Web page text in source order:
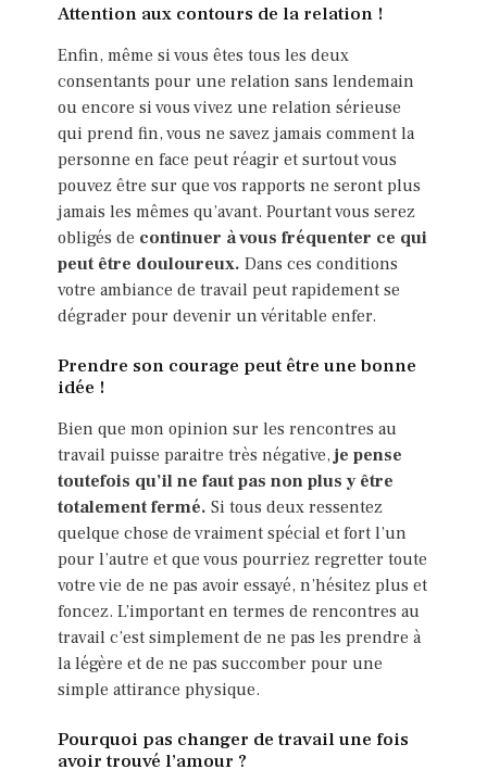
Attention aux contours de la relation !
Enfin, même si vous êtes tous les deux
consentants pour une relation sans lendemain
ou encore si vous vivez une relation sérieuse
qui prend fin, vous ne savez jamais comment la
personne en face peut réagir et surtout vous
pouvez être sur que vos rapports ne seront plus
jamais les mêmes qu’avant. Pourtant vous serez
obligés de continuer à vous fréquenter ce qui
peut être douloureux. Dans ces conditions
votre ambiance de travail peut rapidement se
dégrader pour devenir un véritable enfer.
Prendre son courage peut être une bonne
idée !
Bien que mon opinion sur les rencontres au
travail puisse paraitre très négative, je pense
toutefois qu’il ne faut pas non plus y être
totalement fermé. Si tous deux ressentez
quelque chose de vraiment spécial et fort l’un
pour l’autre et que vous pourriez regretter toute
votre vie de ne pas avoir essayé, n’hésitez plus et
foncez. L’important en termes de rencontres au
travail c’est simplement de ne pas les prendre à
la légère et de ne pas succomber pour une
simple attirance physique.
Pourquoi pas changer de travail une fois
avoir trouvé l’amour ?